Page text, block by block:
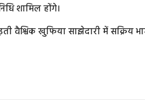
शामिल होंगे।
वैश्विक खुफिया साझेदारी में सक्रिय